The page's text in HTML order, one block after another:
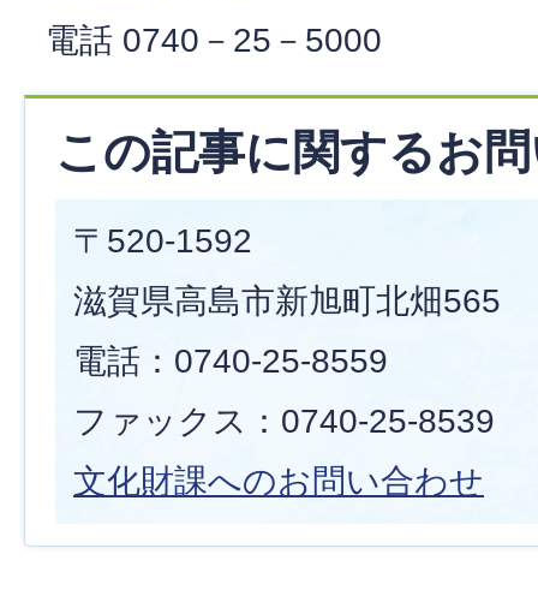
電話 0740－25－5000
この記事に関するお
〒520-1592
滋賀県高島市新旭町北畑565
電話：0740-25-8559
ファックス：0740-25-8539
文化財課へのお問い合わせ